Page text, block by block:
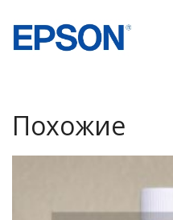
Похожие